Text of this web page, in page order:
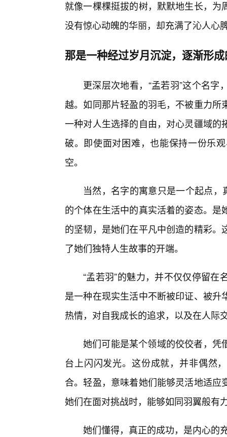
就像一棵棵挺拔的树，默默地生长，
没有惊心动魄的华丽，却充满了沁人心
那是一种经过岁月沉淀，逐渐形
更深层次地看，“孟若羽”这个名
越。如同那片轻盈的羽毛，不被重力
一种对人生选择的自由，对心灵疆域
破。即使面对困难，也能保持一份乐
空。
当然，名字的寓意只是一个起点
的个体在生活中的真实活着的姿态。
的坚韧，是她们在平凡中创造的精彩
了她们独特人生故事的开端。
“孟若羽”的魅力，并不仅仅停留
是一种在现实生活中不断被印证、被
热情，对自我成长的追求，以及在人际
她们可能是某个领域的佼佼者，凭
台上闪闪发光。这份成就，并非偶然
合。轻盈，意味着她们能够灵活地适
她们在面对挑战时，能够如同羽翼般有
她们懂得，真正的成功，是内心的